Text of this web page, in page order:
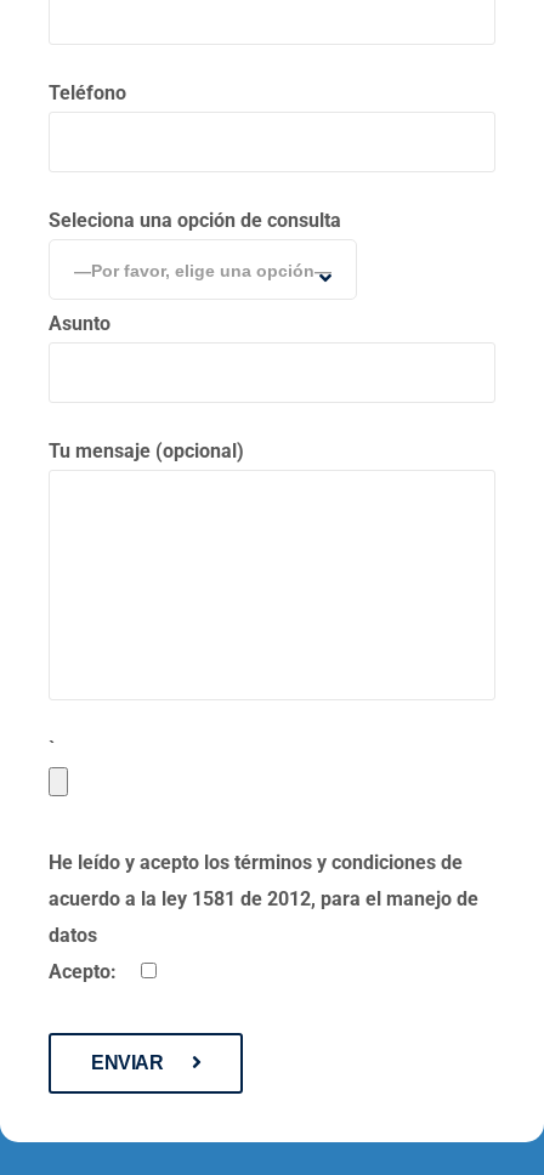
Teléfono
Seleciona una opción de consulta
—Por favor, elige una opción—
Asunto
Tu mensaje (opcional)
`
He leído y acepto los términos y condiciones de
acuerdo a la ley 1581 de 2012, para el manejo de
datos
Acepto:
ENVIAR